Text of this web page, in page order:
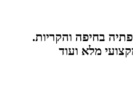
בחיפה והקריות.
מלא ועוד